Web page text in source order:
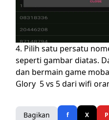
4. Pilih satu persatu
seperti gambar diatas.
dan bermain game
Glory 5 vs 5 dari wifi
Bagikan f X P